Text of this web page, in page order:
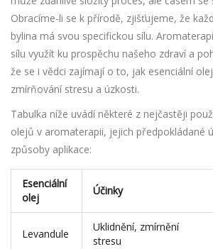
Obracíme-li se k přírodě, zjišťujeme, že
bylina má svou specifickou sílu.
sílu využít ku prospěchu našeho zdraví a
že se i vědci zajímají o to, jak esenciální
zmírňování stresu a úzkosti.
Tabulka níže uvádí některé z nejčastěji
olejů v aromaterapii, jejich předpokládané
způsoby aplikace:
Esenciální
olej
Účinky
Levandule
Uklidnění, zmírnění
stresu